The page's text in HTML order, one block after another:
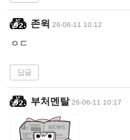
존윅 26-06-11 10:12
ㅇㄷ
답글
부처멘탈 26-06-11 10:17